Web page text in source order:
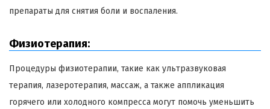
препараты для снятия боли и воспаления.
Физиотерапия:
Процедуры физиотерапии, такие как ультразвуковая
терапия, лазеротерапия, массаж, а также аппликация
горячего или холодного компресса могут помочь уменьшить